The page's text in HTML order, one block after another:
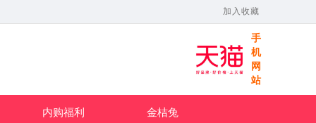
加入收藏
手
机
网
站
内购福利 金桔兔